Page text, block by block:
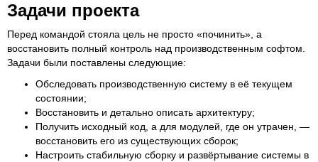
Задачи проекта
Перед командой стояла цель не просто «починить», а
восстановить полный контроль над производственным софтом.
Задачи были поставлены следующие:
Обследовать производственную систему в её текущем
состоянии;
Восстановить и детально описать архитектуру;
Получить исходный код, а для модулей, где он утрачен, —
восстановить его из существующих сборок;
Настроить стабильную сборку и развёртывание системы в